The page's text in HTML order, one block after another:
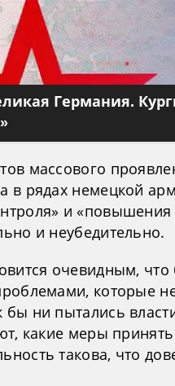
Германия.
массового
в рядах немецкой
и «повышения
и неубедительно.
очевидным, что
которые
ни пытались
какие меры
такова, что